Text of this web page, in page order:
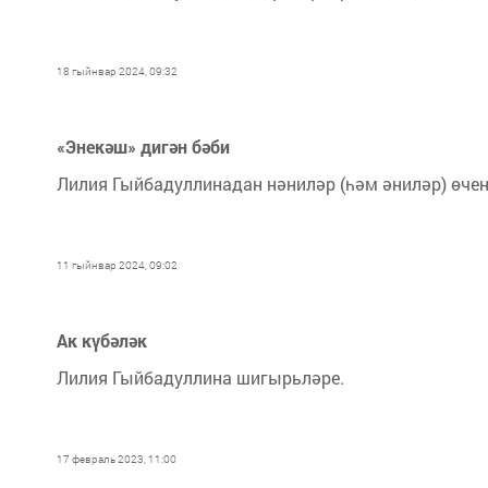
18 гыйнвар 2024, 09:32
«Энекәш» дигән бәби
Лилия Гыйбадуллинадан нәниләр (һәм әниләр)
11 гыйнвар 2024, 09:02
Ак күбәләк
Лилия Гыйбадуллина шигырьләре.
17 февраль 2023, 11:00